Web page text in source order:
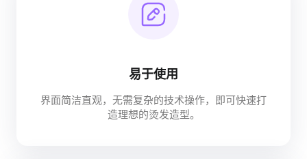
易于使用
界面简洁直观，无需复杂的技术操作，即可快速打
造理想的烫发造型。